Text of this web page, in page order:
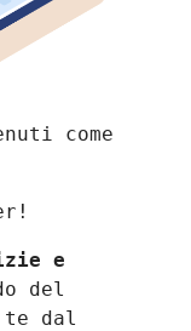
come
e
dal